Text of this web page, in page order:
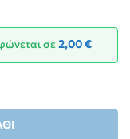
σε2,00€